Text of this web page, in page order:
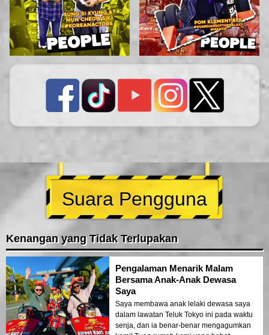
Suara Pengguna
Kenangan yang Tidak Terlupakan
Pengalaman Menarik Malam
Bersama Anak-Anak Dewasa
Saya
Saya membawa anak lelaki dewasa saya
dalam lawatan Teluk Tokyo ini pada waktu
senja, dan ia benar-benar mengagumkan